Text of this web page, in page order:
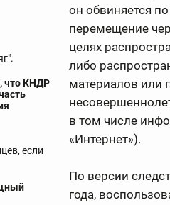
что КНДР
если
он обвиняется
перемещение
целях
либо
материалов или
в том числе
«Интернет»).
По версии
года,